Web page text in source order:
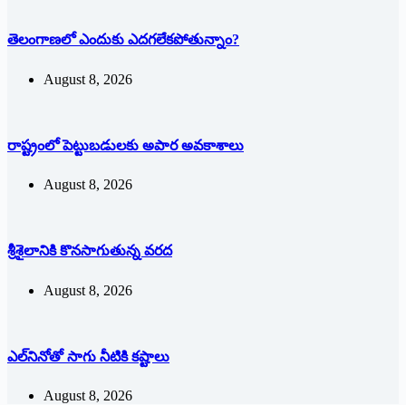
తెలంగాణలో ఎందుకు ఎదగలేకపోతున్నాం?
August 8, 2026
రాష్ట్రంలో పెట్టుబడులకు అపార అవకాశాలు
August 8, 2026
శ్రీశైలానికి కొనసాగుతున్న వరద
August 8, 2026
ఎల్‌నినోతో సాగు నీటికి కష్టాలు
August 8, 2026